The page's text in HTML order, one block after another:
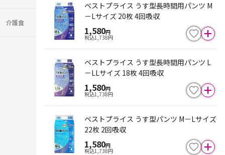
介護食
ベストプライス うす型長時間用パンツ M
－Lサイズ 20枚 4回吸収
1,580円
税込1,738円
ベストプライス うす型長時間用パンツ L
－LLサイズ 18枚 4回吸収
1,580円
税込1,738円
ベストプライス うす型パンツ M－Lサイズ
22枚 2回吸収
1,580円
税込1,738円